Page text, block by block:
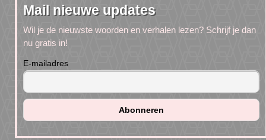
Mail nieuwe updates
Wil je de nieuwste woorden en verhalen lezen? Schrijf je dan
nu gratis in!
E-mailadres